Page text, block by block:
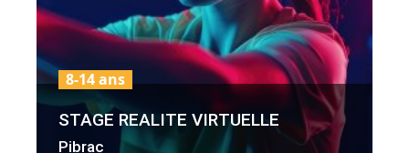
STAGE REALITE VIRTUELLE
8-14 ans